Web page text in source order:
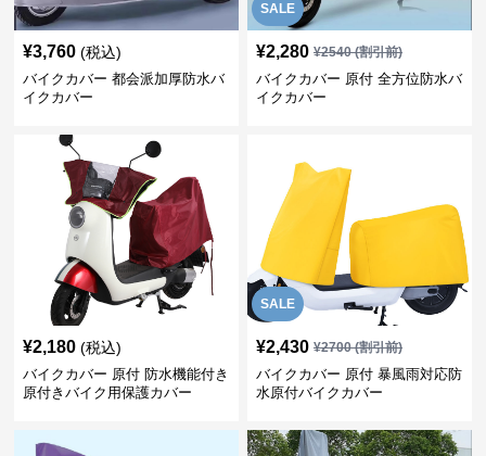
¥3,760 (税込)
バイクカバー 都会派加厚防水バ
イクカバー
SALE
¥2,280 ¥2540(割引前)
バイクカバー 原付 全方位防水バ
イクカバー
¥2,180 (税込)
バイクカバー 原付 防水機能付き
原付きバイク用保護カバー
SALE
¥2,430 ¥2700(割引前)
バイクカバー 原付 暴風雨対応防
水原付バイクカバー